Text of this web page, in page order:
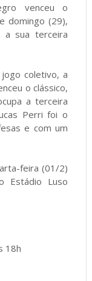
venceu o
domingo (29),
a sua terceira
coletivo, a
o clássico,
a terceira
Perri foi o
e com um
feira (01/2)
Estádio Luso
18h